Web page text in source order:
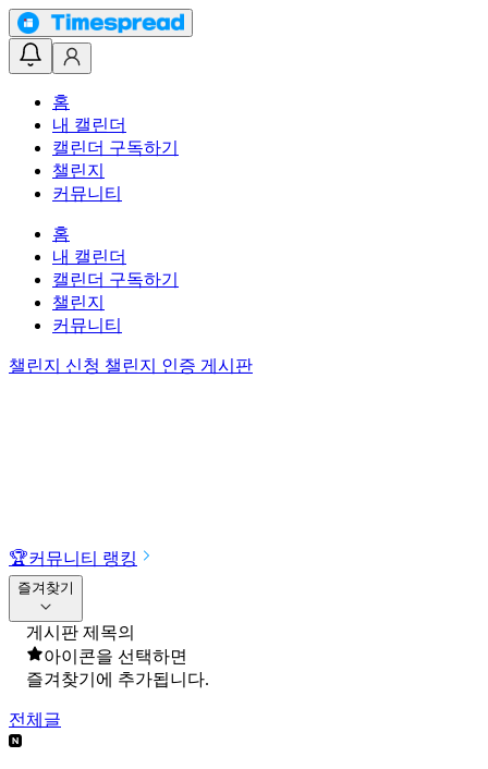
홈
내 캘린더
캘린더 구독하기
챌린지
커뮤니티
홈
내 캘린더
캘린더 구독하기
챌린지
커뮤니티
챌린지 신청 챌린지 인증 게시판
🏆커뮤니티 랭킹
즐겨찾기
게시판 제목의
아이콘을 선택하면
즐겨찾기에 추가됩니다.
전체글